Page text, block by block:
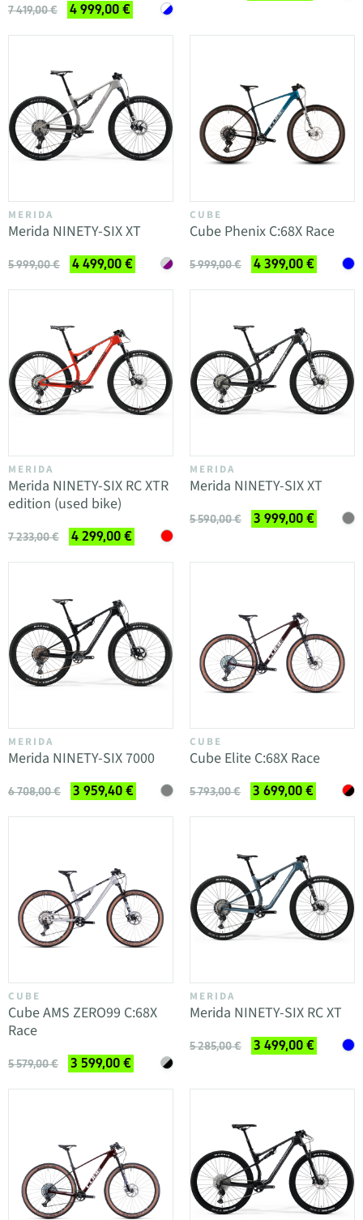
7 419,00 € 4 999,00 €
MERIDA
Merida NINETY-SIX XT
5 999,00 € 4 499,00 €
CUBE
Cube Phenix C:68X Race
5 999,00 € 4 399,00 €
MERIDA
Merida NINETY-SIX RC XTR
edition (used bike)
7 233,00 € 4 299,00 €
MERIDA
Merida NINETY-SIX XT
5 590,00 € 3 999,00 €
MERIDA
Merida NINETY-SIX 7000
6 708,00 € 3 959,40 €
CUBE
Cube Elite C:68X Race
5 793,00 € 3 699,00 €
CUBE
Cube AMS ZERO99 C:68X
Race
5 579,00 € 3 599,00 €
MERIDA
Merida NINETY-SIX RC XT
5 285,00 € 3 499,00 €